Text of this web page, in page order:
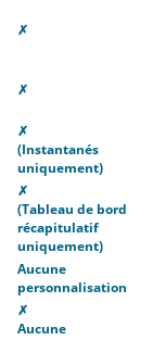
✗
✗
✗
(Instantanés
uniquement)
✗
(Tableau de bord
récapitulatif
uniquement)
Aucune
personnalisation
✗
Aucune